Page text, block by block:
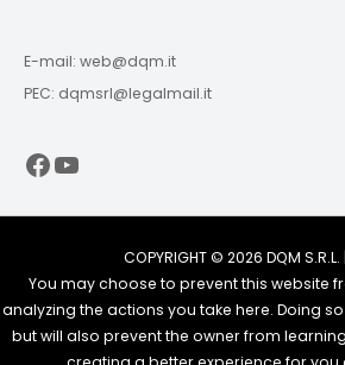
E-mail: web@dqm.it
PEC: dqmsrl@legalmail.it
Facebook
YouTube
COPYRIGHT © 2026 DQM S.R.L. |
You may choose to prevent this website
analyzing the actions you take here. Doing
but will also prevent the owner from